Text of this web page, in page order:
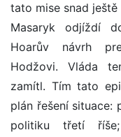
tato mise snad
Masaryk odjíždí
Hoarův návrh
Hodžovi. Vláda
zamítl. Tím tato
plán řešení situace:
politiku třetí